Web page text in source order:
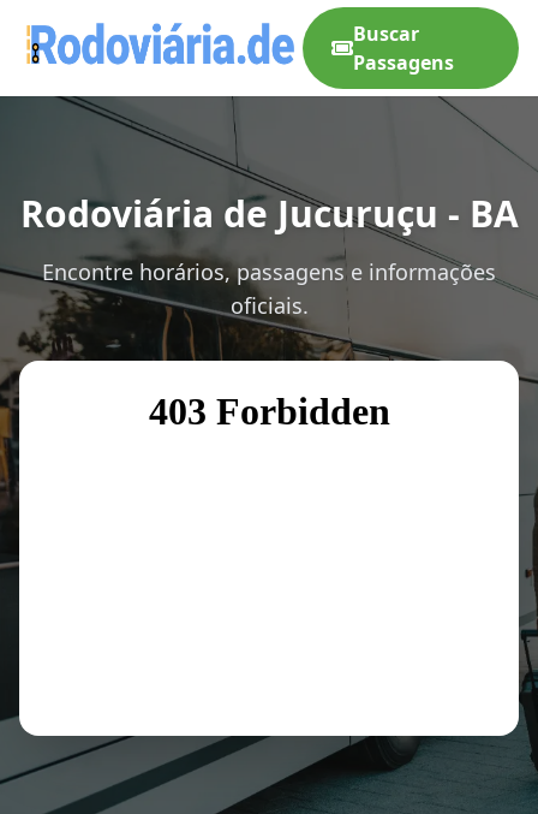
Buscar
Passagens
Rodoviária de Jucuruçu - BA
Encontre horários, passagens e informações
oficiais.